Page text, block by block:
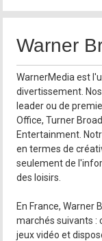
Warner
WarnerMedia est
divertissement.
leader ou de
Office, Turner
Entertainment.
en termes de
seulement de
des loisirs.
En France, Warner
marchés suivants :
jeux vidéo et